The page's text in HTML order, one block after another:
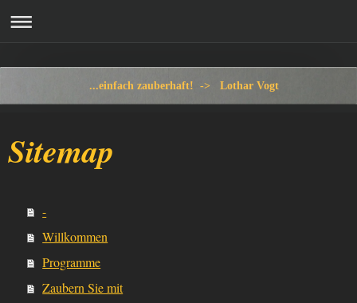
...einfach zauberhaft! -> Lothar Vogt
Sitemap
-
Willkommen
Programme
Zaubern Sie mit